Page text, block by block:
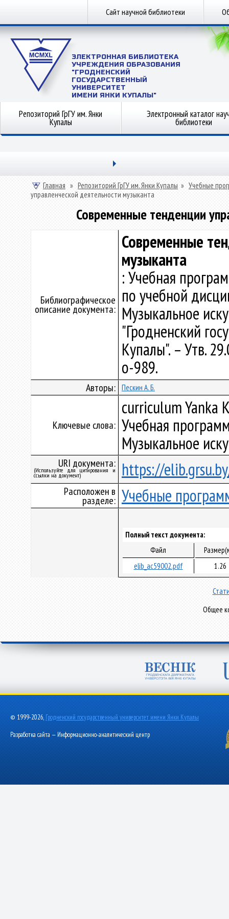
Сайт научной библиотеки
ЭЛЕКТРОННАЯ БИБЛИОТЕКА
УЧРЕЖДЕНИЯ ОБРАЗОВАНИЯ
"ГРОДНЕНСКИЙ
ГОСУДАРСТВЕННЫЙ
УНИВЕРСИТЕТ
ИМЕНИ ЯНКИ КУПАЛЫ"
Репозиторий ГрГУ им. Янки
Купалы
Электронный каталог
библиотеки
Главная » Репозиторий ГрГУ им. Янки Купалы » Учебные
управленческой деятельности музыканта
Современные тенденции
Библиографическое
описание документа:
Современные
музыканта
: Учебная
по учебной
Музыкальное
"Гродненский
Купалы". – Утв.
о-989.
Авторы: Пескин А. Б.
Ключевые слова:
curriculum Yanka
Учебная
Музыкальное
URI документа:
(Используйте для цитирования и
ссылки на документ) https://
Расположен в
разделе: Учебные
Полный текст документа:
Файл
elib_ac59002.pdf
1.26
Общее
© 1999-2026, Гродненский государственный университет имени Янки Купалы
Разработка сайта — Информационно-аналитический центр